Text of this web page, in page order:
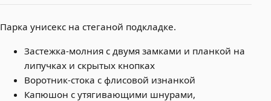
Парка унисекс на стеганой подкладке.
Застежка-молния с двумя замками и планкой на
липучках и скрытых кнопках
Воротник-стока с флисовой изнанкой
Капюшон с утягивающими шнурами,